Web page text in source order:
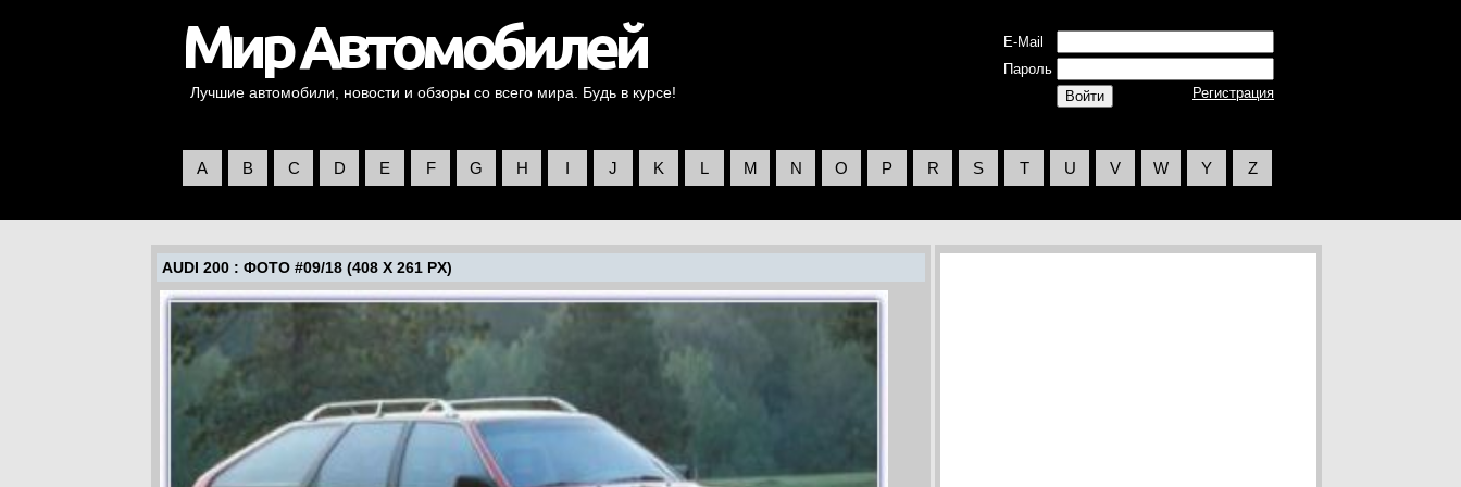
Лучшие автомобили, новости и обзоры со всего мира. Будь в курсе!
E-Mail
Пароль
Регистрация
A B C D E F G H I J K L M N O P R S T U V W Y Z
AUDI 200: ФОТО #09/18 (408 X 261 PX)